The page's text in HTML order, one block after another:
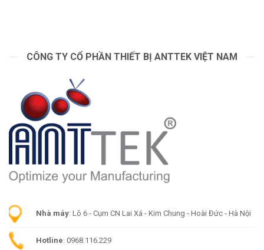
CÔNG TY CỔ PHẦN THIẾT BỊ ANTTEK VIỆT NAM
Nhà máy: Lô 6 - Cụm CN Lai Xá - Kim Chung - Hoài Đức - Hà Nội
Hotline: 0968.116.229